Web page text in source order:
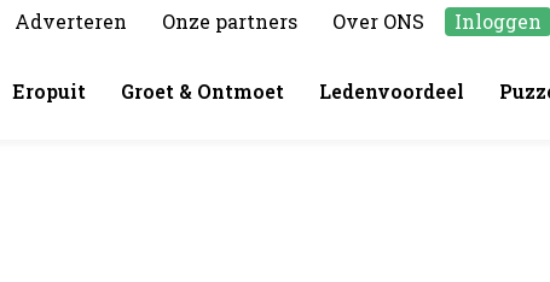
Adverteren Onze partners Over ONS Inloggen
Eropuit Groet & Ontmoet Ledenvoordeel